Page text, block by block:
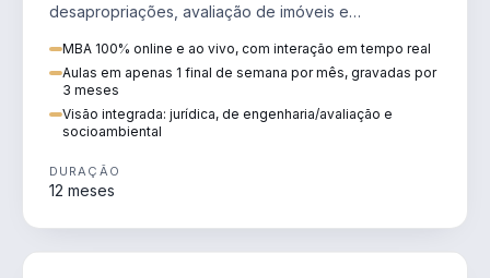
desapropriações, avaliação de imóveis e
MBA 100% online e ao vivo, com interação em tempo real
Aulas em apenas 1 final de semana por mês, gravadas por
3 meses
Visão integrada: jurídica, de engenharia/avaliação e
socioambiental
DURAÇÃO
12 meses